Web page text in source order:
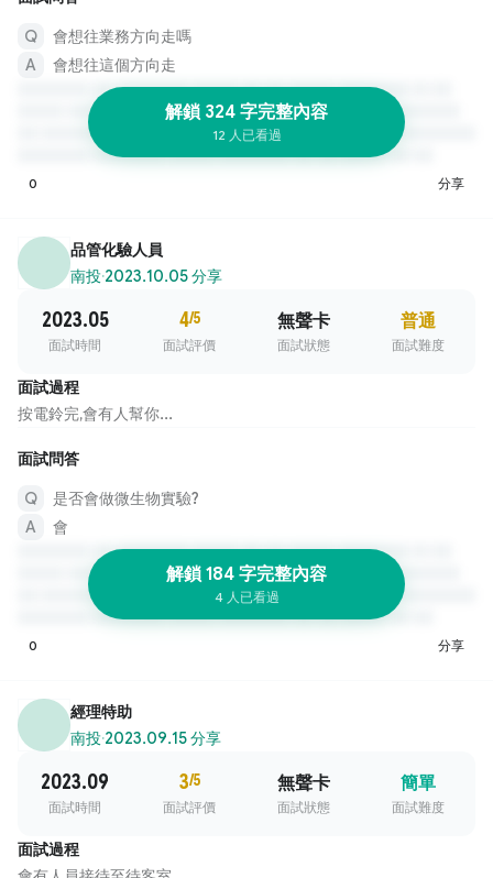
會想往業務方向走嗎
會想往這個方向走
解鎖 324 字完整內容
12 人已看過
0 分享
品管化驗人員
南投·2023.10.05 分享
2023.05
面試時間
4/5
面試評價
無聲卡
面試狀態
普通
面試難度
面試過程
按電鈴完,會有人幫你...
面試問答
是否會做微生物實驗?
會
解鎖 184 字完整內容
4 人已看過
0 分享
經理特助
南投·2023.09.15 分享
2023.09
面試時間
3/5
面試評價
無聲卡
面試狀態
簡單
面試難度
面試過程